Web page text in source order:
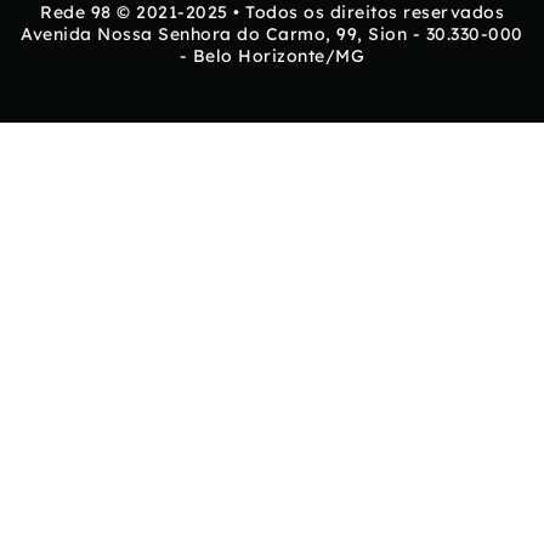
Rede 98 © 2021-2025 • Todos os direitos reservados
Avenida Nossa Senhora do Carmo, 99, Sion - 30.330-000
- Belo Horizonte/MG